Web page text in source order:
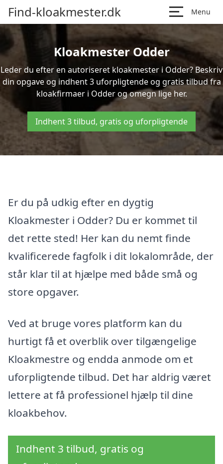
Find-kloakmester.dk Menu
Kloakmester Odder
Leder du efter en autoriseret kloakmester i Odder? Beskriv
din opgave og indhent 3 uforpligtende og gratis tilbud fra
kloakfirmaer i Odder og omegn lige her.
Indhent 3 tilbud, gratis og uforpligtende
Er du på udkig efter en dygtig
Kloakmester i Odder? Du er kommet til
det rette sted! Her kan du nemt finde
kvalificerede fagfolk i dit lokalområde, der
står klar til at hjælpe med både små og
store opgaver.
Ved at bruge vores platform kan du
hurtigt få et overblik over tilgængelige
Kloakmestre og endda anmode om et
uforpligtende tilbud. Det har aldrig været
lettere at få professionel hjælp til dine
kloakbehov.
Indhent 3 tilbud, gratis og